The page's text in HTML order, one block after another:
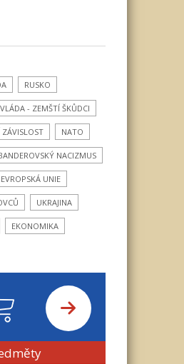
RUSKO
- ZEMŠTÍ ŠKŮDCI
NATO
NACIZMUS
EVROPSKÁ UNIE
UKRAJINA
EKONOMIKA